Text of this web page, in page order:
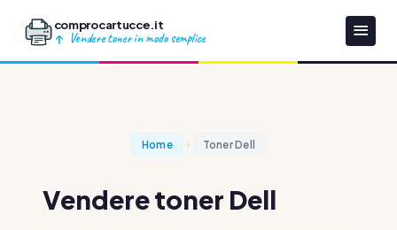
comprocartucce.it
Vendere toner in modo semplice
Home Toner Dell
Vendere toner Dell